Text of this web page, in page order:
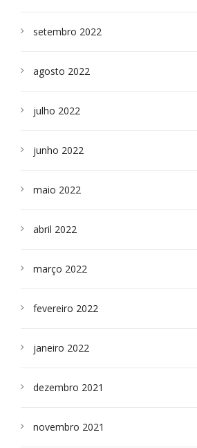
setembro 2022
agosto 2022
julho 2022
junho 2022
maio 2022
abril 2022
março 2022
fevereiro 2022
janeiro 2022
dezembro 2021
novembro 2021